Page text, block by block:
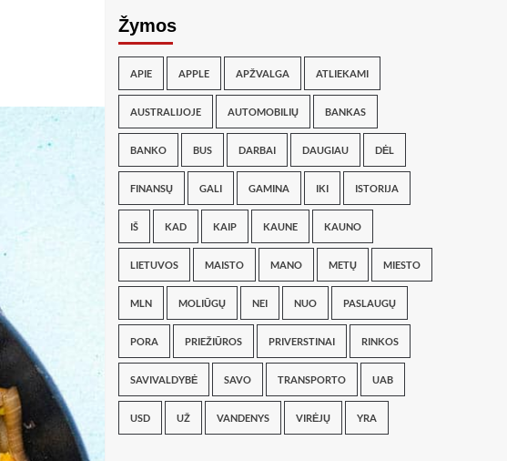
Žymos
APIE APPLE APŽVALGA ATLIEKAMI
AUSTRALIJOJE AUTOMOBILIŲ BANKAS
BANKO BUS DARBAI DAUGIAU DĖL
FINANSŲ GALI GAMINA IKI ISTORIJA
IŠ KAD KAIP KAUNE KAUNO
LIETUVOS MAISTO MANO METŲ MIESTO
MLN MOLIŪGŲ NEI NUO PASLAUGŲ
PORA PRIEŽIŪROS PRIVERSTINAI RINKOS
SAVIVALDYBĖ SAVO TRANSPORTO UAB
USD UŽ VANDENYS VIRĖJŲ YRA